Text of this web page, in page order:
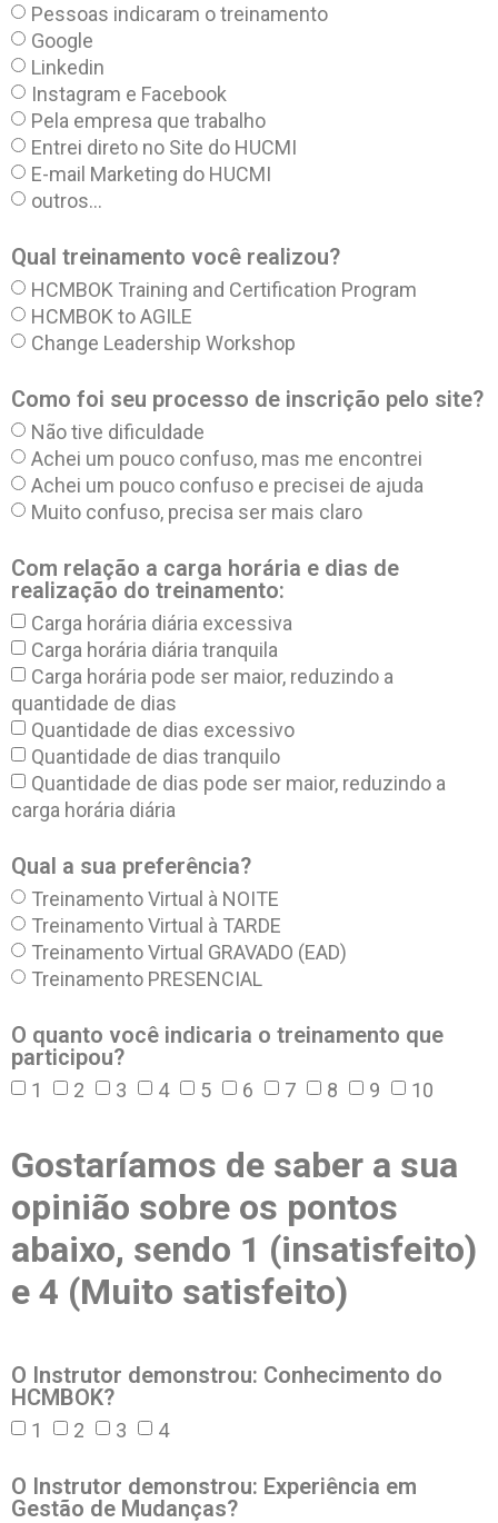
Pessoas indicaram o treinamento
Google
Linkedin
Instagram e Facebook
Pela empresa que trabalho
Entrei direto no Site do HUCMI
E-mail Marketing do HUCMI
outros...
Qual treinamento você realizou?
HCMBOK Training and Certification Program
HCMBOK to AGILE
Change Leadership Workshop
Como foi seu processo de inscrição pelo site?
Não tive dificuldade
Achei um pouco confuso, mas me encontrei
Achei um pouco confuso e precisei de ajuda
Muito confuso, precisa ser mais claro
Com relação a carga horária e dias de
realização do treinamento:
Carga horária diária excessiva
Carga horária diária tranquila
Carga horária pode ser maior, reduzindo a
quantidade de dias
Quantidade de dias excessivo
Quantidade de dias tranquilo
Quantidade de dias pode ser maior, reduzindo a
carga horária diária
Qual a sua preferência?
Treinamento Virtual à NOITE
Treinamento Virtual à TARDE
Treinamento Virtual GRAVADO (EAD)
Treinamento PRESENCIAL
O quanto você indicaria o treinamento que
participou?
1 2 3 4 5 6 7 8 9 10
Gostaríamos de saber a sua
opinião sobre os pontos
abaixo, sendo 1 (insatisfeito)
e 4 (Muito satisfeito)
O Instrutor demonstrou: Conhecimento do
HCMBOK?
1 2 3 4
O Instrutor demonstrou: Experiência em
Gestão de Mudanças?